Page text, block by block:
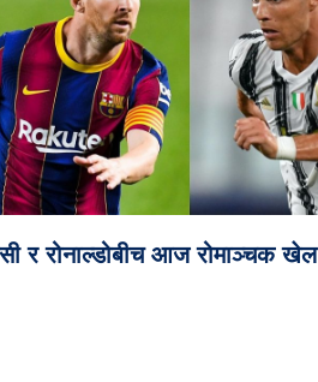
र रोनाल्डोबीच आज रोमाञ्चक खेल